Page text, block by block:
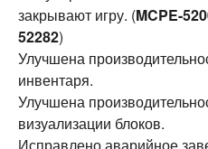
закрывают игру. (MCPE-
52282)
Улучшена
инвентаря.
Улучшена
визуализации блоков.
Исправлено аварийное